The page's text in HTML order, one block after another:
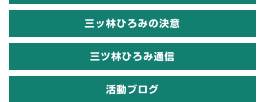
三ッ林ひろみの決意
三ツ林ひろみ通信
活動ブログ